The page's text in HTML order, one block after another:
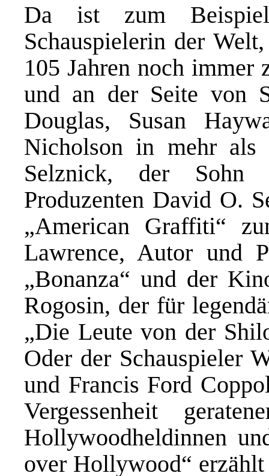
Da ist zum
Schauspielerin der
105 Jahren noch
und an der Seite von
Douglas, Susan
Nicholson in mehr als
Selznick, der Sohn
Produzenten David O.
„American Graffiti“
Lawrence, Autor und
„Bonanza“ und der
Rogosin, der für
„Die Leute von der
Oder der Schauspieler
und Francis Ford
Vergessenheit
Hollywoodheldinnen
over Hollywood“